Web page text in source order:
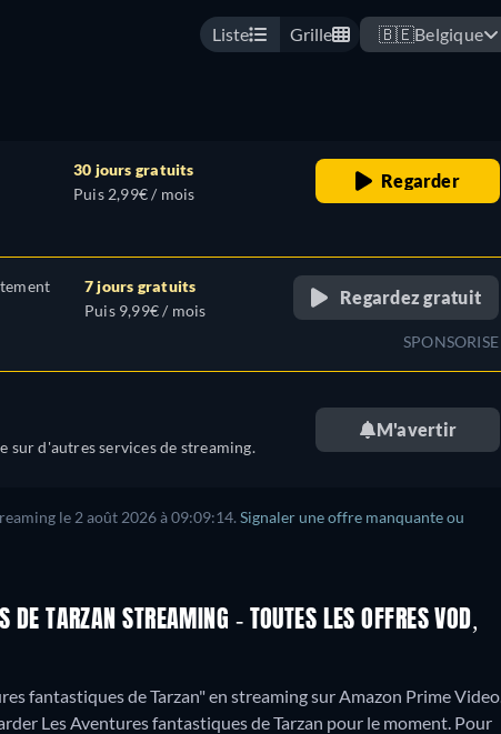
Liste Grille 🇧🇪Belgique
30 jours gratuits
Puis 2,99€ / mois
Regarder
7 jours gratuits
Puis 9,99€ / mois
Regardez gratuit
SPONSORISE
sur d'autres services de streaming.
M'avertir
le 2 août 2026 à 09:09:14. Signaler une offre manquante ou
DE TARZAN STREAMING - TOUTES LES OFFRES VOD,
fantastiques de Tarzan" en streaming sur Amazon Prime Video.
Les Aventures fantastiques de Tarzan pour le moment. Pour